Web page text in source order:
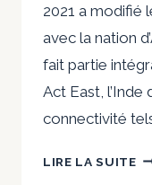
2021 a modifié
avec la nation
fait partie
Act East,
connectivité
LIRE LA SUITE